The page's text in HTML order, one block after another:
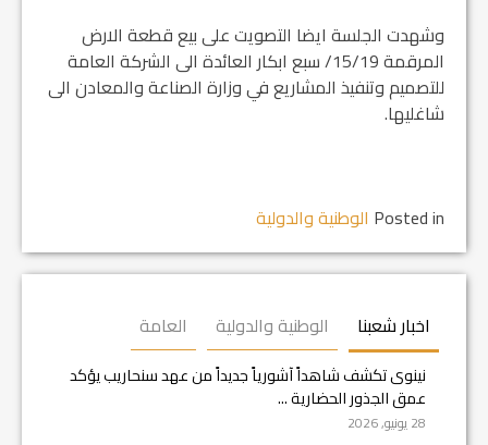
وشهدت الجلسة ايضا التصويت على بيع قطعة الارض
المرقمة 15/19/ سبع ابكار العائدة الى الشركة العامة
للتصميم وتنفيذ المشاريع في وزارة الصناعة والمعادن الى
شاغليها.
Posted in الوطنية والدولية
اخبار شعبنا الوطنية والدولية العامة
نينوى تكشف شاهداً آشورياً جديداً من عهد سنحاريب يؤكد
عمق الجذور الحضارية ...
28 يونيو, 2026